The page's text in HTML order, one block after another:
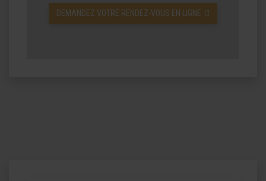
DEMANDEZ VOTRE RENDEZ-VOUS EN LIGNE